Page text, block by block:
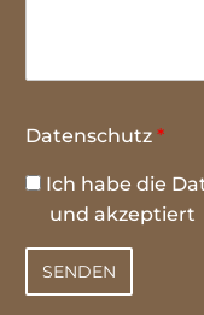
Datenschutz *
Ich habe die
und akzeptiert